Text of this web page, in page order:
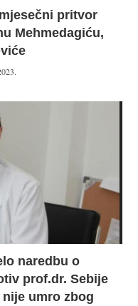
pritvor
Mehmedagiću,
naredbu o
prof.dr. Sebije
umro zbog